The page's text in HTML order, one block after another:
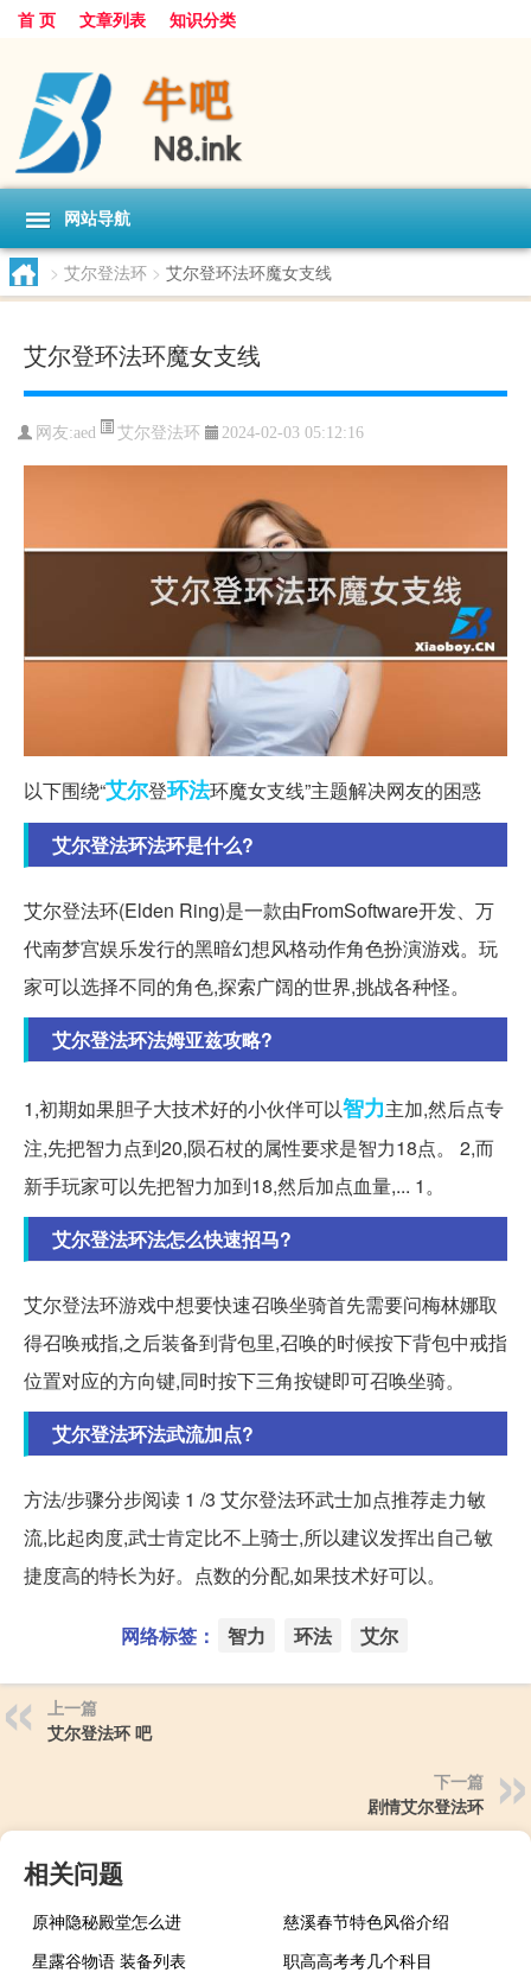
首 页 文章列表 知识分类
网站导航
> 艾尔登法环 > 艾尔登环法环魔女支线
艾尔登环法环魔女支线
网友:aed 艾尔登法环 2024-02-03 05:12:16
以下围绕“艾尔登环法环魔女支线”主题解决网友的困惑
艾尔登法环法环是什么?
艾尔登法环(Elden Ring)是一款由FromSoftware开发、万
代南梦宫娱乐发行的黑暗幻想风格动作角色扮演游戏。玩
家可以选择不同的角色,探索广阔的世界,挑战各种怪。
艾尔登法环法姆亚兹攻略?
1,初期如果胆子大技术好的小伙伴可以智力主加,然后点专
注,先把智力点到20,陨石杖的属性要求是智力18点。 2,而
新手玩家可以先把智力加到18,然后加点血量,... 1。
艾尔登法环法怎么快速招马?
艾尔登法环游戏中想要快速召唤坐骑首先需要问梅林娜取
得召唤戒指,之后装备到背包里,召唤的时候按下背包中戒指
位置对应的方向键,同时按下三角按键即可召唤坐骑。
艾尔登法环法武流加点?
方法/步骤分步阅读 1 /3 艾尔登法环武士加点推荐走力敏
流,比起肉度,武士肯定比不上骑士,所以建议发挥出自己敏
捷度高的特长为好。点数的分配,如果技术好可以。
网络标签： 智力 环法 艾尔
上一篇
艾尔登法环 吧
下一篇
剧情艾尔登法环
相关问题
原神隐秘殿堂怎么进
慈溪春节特色风俗介绍
星露谷物语 装备列表
职高高考考几个科目